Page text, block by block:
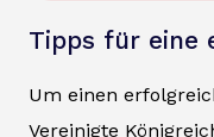
Tipps für eine
Um einen
Vereinigte